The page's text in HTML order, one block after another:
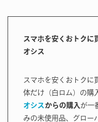
スマホを安くおトクに
オシス
スマホを安くおトクに
体だけ（白ロム）の購
オシス からの購入 が一
みの未使用品、グロー